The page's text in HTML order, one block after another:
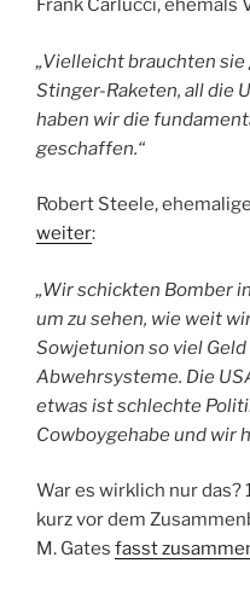
Frank Carlucci, ehemals
„Vielleicht brauchten
Stinger-Raketen, all die
haben wir die
geschaffen.“
Robert Steele,
weiter:
„Wir schickten Bomber
um zu sehen, wie weit
Sowjetunion so viel
Abwehrsysteme. Die
etwas ist schlechte
Cowboygehabe und wir
War es wirklich nur das?
kurz vor dem
M. Gates fasst